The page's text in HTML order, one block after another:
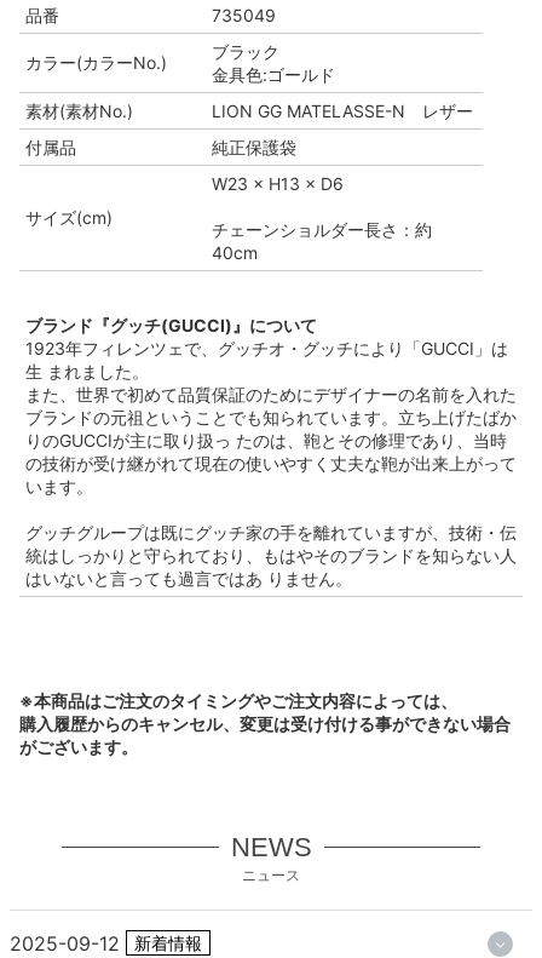
品番
735049
カラー(カラーNo.)
ブラック
金具色:ゴールド
素材(素材No.)
LION GG MATELASSE-N レザー
付属品
純正保護袋
サイズ(cm)
W23 × H13 × D6
チェーンショルダー長さ：約
40cm
ブランド『グッチ(GUCCI)』について
1923年フィレンツェで、グッチオ・グッチにより「GUCCI」は
生 まれました。
また、世界で初めて品質保証のためにデザイナーの名前を入れた
ブランドの元祖ということでも知られています。立ち上げたばか
りのGUCCIが主に取り扱っ たのは、鞄とその修理であり、当時
の技術が受け継がれて現在の使いやすく丈夫な鞄が出来上がって
います。
グッチグループは既にグッチ家の手を離れていますが、技術・伝
統はしっかりと守られており、もはやそのブランドを知らない人
はいないと言っても過言ではあ りません。
※本商品はご注文のタイミングやご注文内容によっては、
購入履歴からのキャンセル、変更は受け付ける事ができない場合
がございます。
NEWS
ニュース
2025-09-12 新着情報